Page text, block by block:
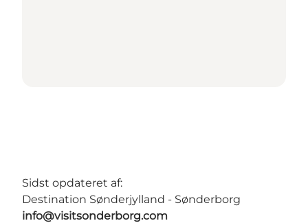
Sidst opdateret af:
Destination Sønderjylland - Sønderborg
info@visitsonderborg.com